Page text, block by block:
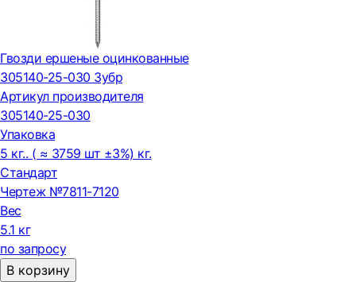
Гвозди ершеные оцинкованные
305140-25-030 Зубр
Артикул производителя
305140-25-030
Упаковка
5 кг.. ( ≈ 3759 шт ±3%) кг.
Стандарт
Чертеж №7811-7120
Вес
5.1 кг
по запросу
В корзину